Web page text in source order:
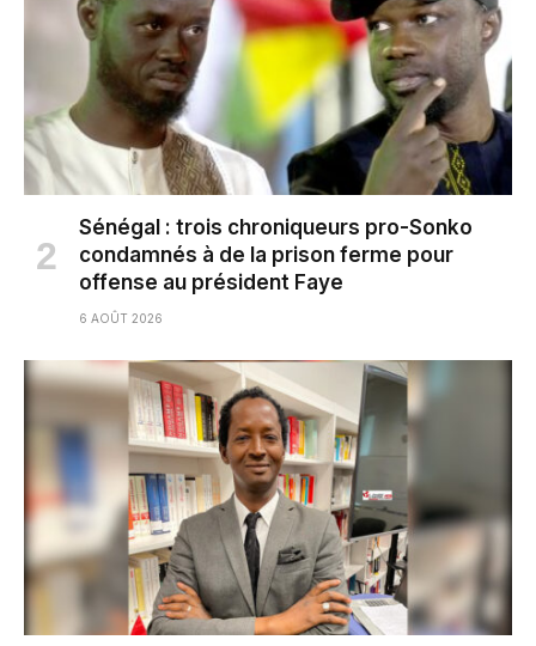
Sénégal : trois chroniqueurs pro-Sonko
condamnés à de la prison ferme pour
offense au président Faye
6 AOÛT 2026